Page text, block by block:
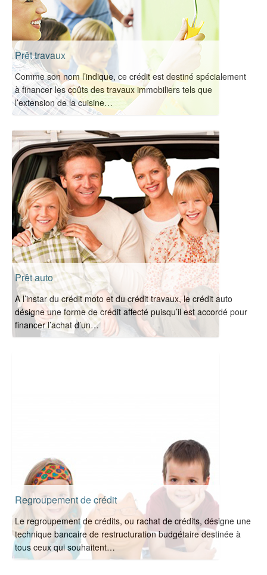
Prêt travaux
Comme son nom l’indique, ce crédit est destiné spécialement
à financer les coûts des travaux immobiliers tels que
l’extension de la cuisine…
Prêt auto
A l’instar du crédit moto et du crédit travaux, le crédit auto
désigne une forme de crédit affecté puisqu’il est accordé pour
financer l’achat d’un…
Regroupement de crédit
Le regroupement de crédits, ou rachat de crédits, désigne une
technique bancaire de restructuration budgétaire destinée à
tous ceux qui souhaitent…